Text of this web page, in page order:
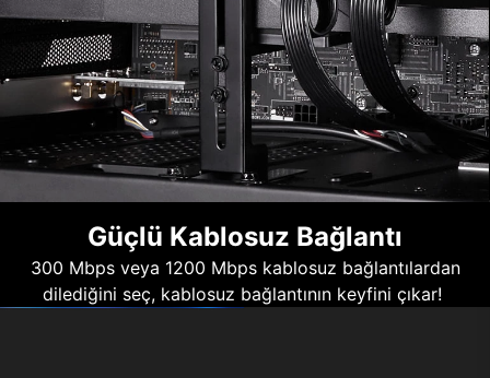
Güçlü Kablosuz Bağlantı
300 Mbps veya 1200 Mbps kablosuz bağlantılardan
dilediğini seç, kablosuz bağlantının keyfini çıkar!